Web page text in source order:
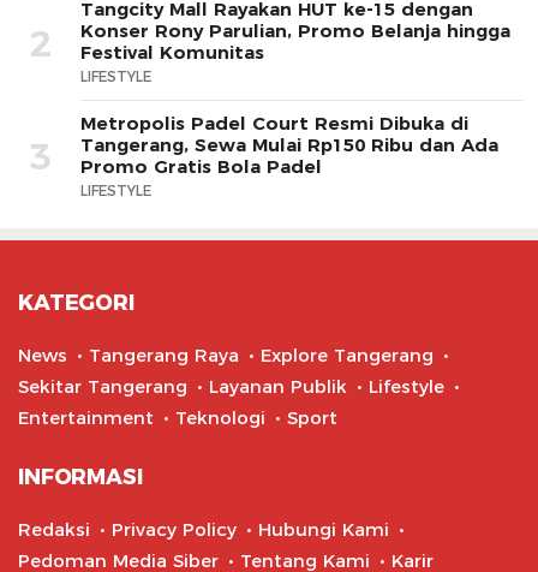
2
Tangcity Mall Rayakan HUT ke-15 dengan
Konser Rony Parulian, Promo Belanja hingga
Festival Komunitas
LIFESTYLE
3
Metropolis Padel Court Resmi Dibuka di
Tangerang, Sewa Mulai Rp150 Ribu dan Ada
Promo Gratis Bola Padel
LIFESTYLE
KATEGORI
News Tangerang Raya
Explore Tangerang
Sekitar Tangerang
Layanan Publik
Lifestyle
Entertainment
Teknologi Sport
INFORMASI
Redaksi Privacy Policy
Hubungi Kami
Pedoman Media Siber
Tentang Kami Karir